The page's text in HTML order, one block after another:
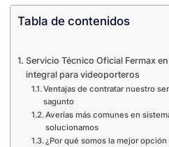
Tabla de contenidos
Servicio Técnico Oficial Fermax
integral para videoporteros
Ventajas de contratar nuestro
sagunto
Averías más comunes en
solucionamos
¿Por qué somos la mejor